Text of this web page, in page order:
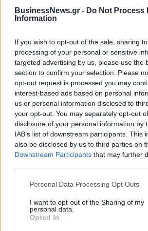
BusinessNews.gr - Do Not Process
Information
If you wish to opt-out of the sale, sharing
processing of your personal or sensitive
targeted advertising by us, please use the
section to confirm your selection. Please
opt-out request is processed you may
interest-based ads based on personal
us or personal information disclosed to
your opt-out. You may separately opt-out
disclosure of your personal information by
IAB’s list of downstream participants. This
also be disclosed by us to third parties on
Downstream Participants that may further
Personal Data Processing Opt Outs
I want to opt-out of the Sharing of my
personal data.
Opted In
πύλες του σε όλους
ΠΕΡΙΣΣΌΤΕΡΑ ΣΕ ΑΥΤΉ ΤΗΝ
Το πατρινό καρναβάλι
ξεκινάει το Σάββατο 20
Ιανουαρίου
16/01/2024 - 19:49
Οι New
Mia και